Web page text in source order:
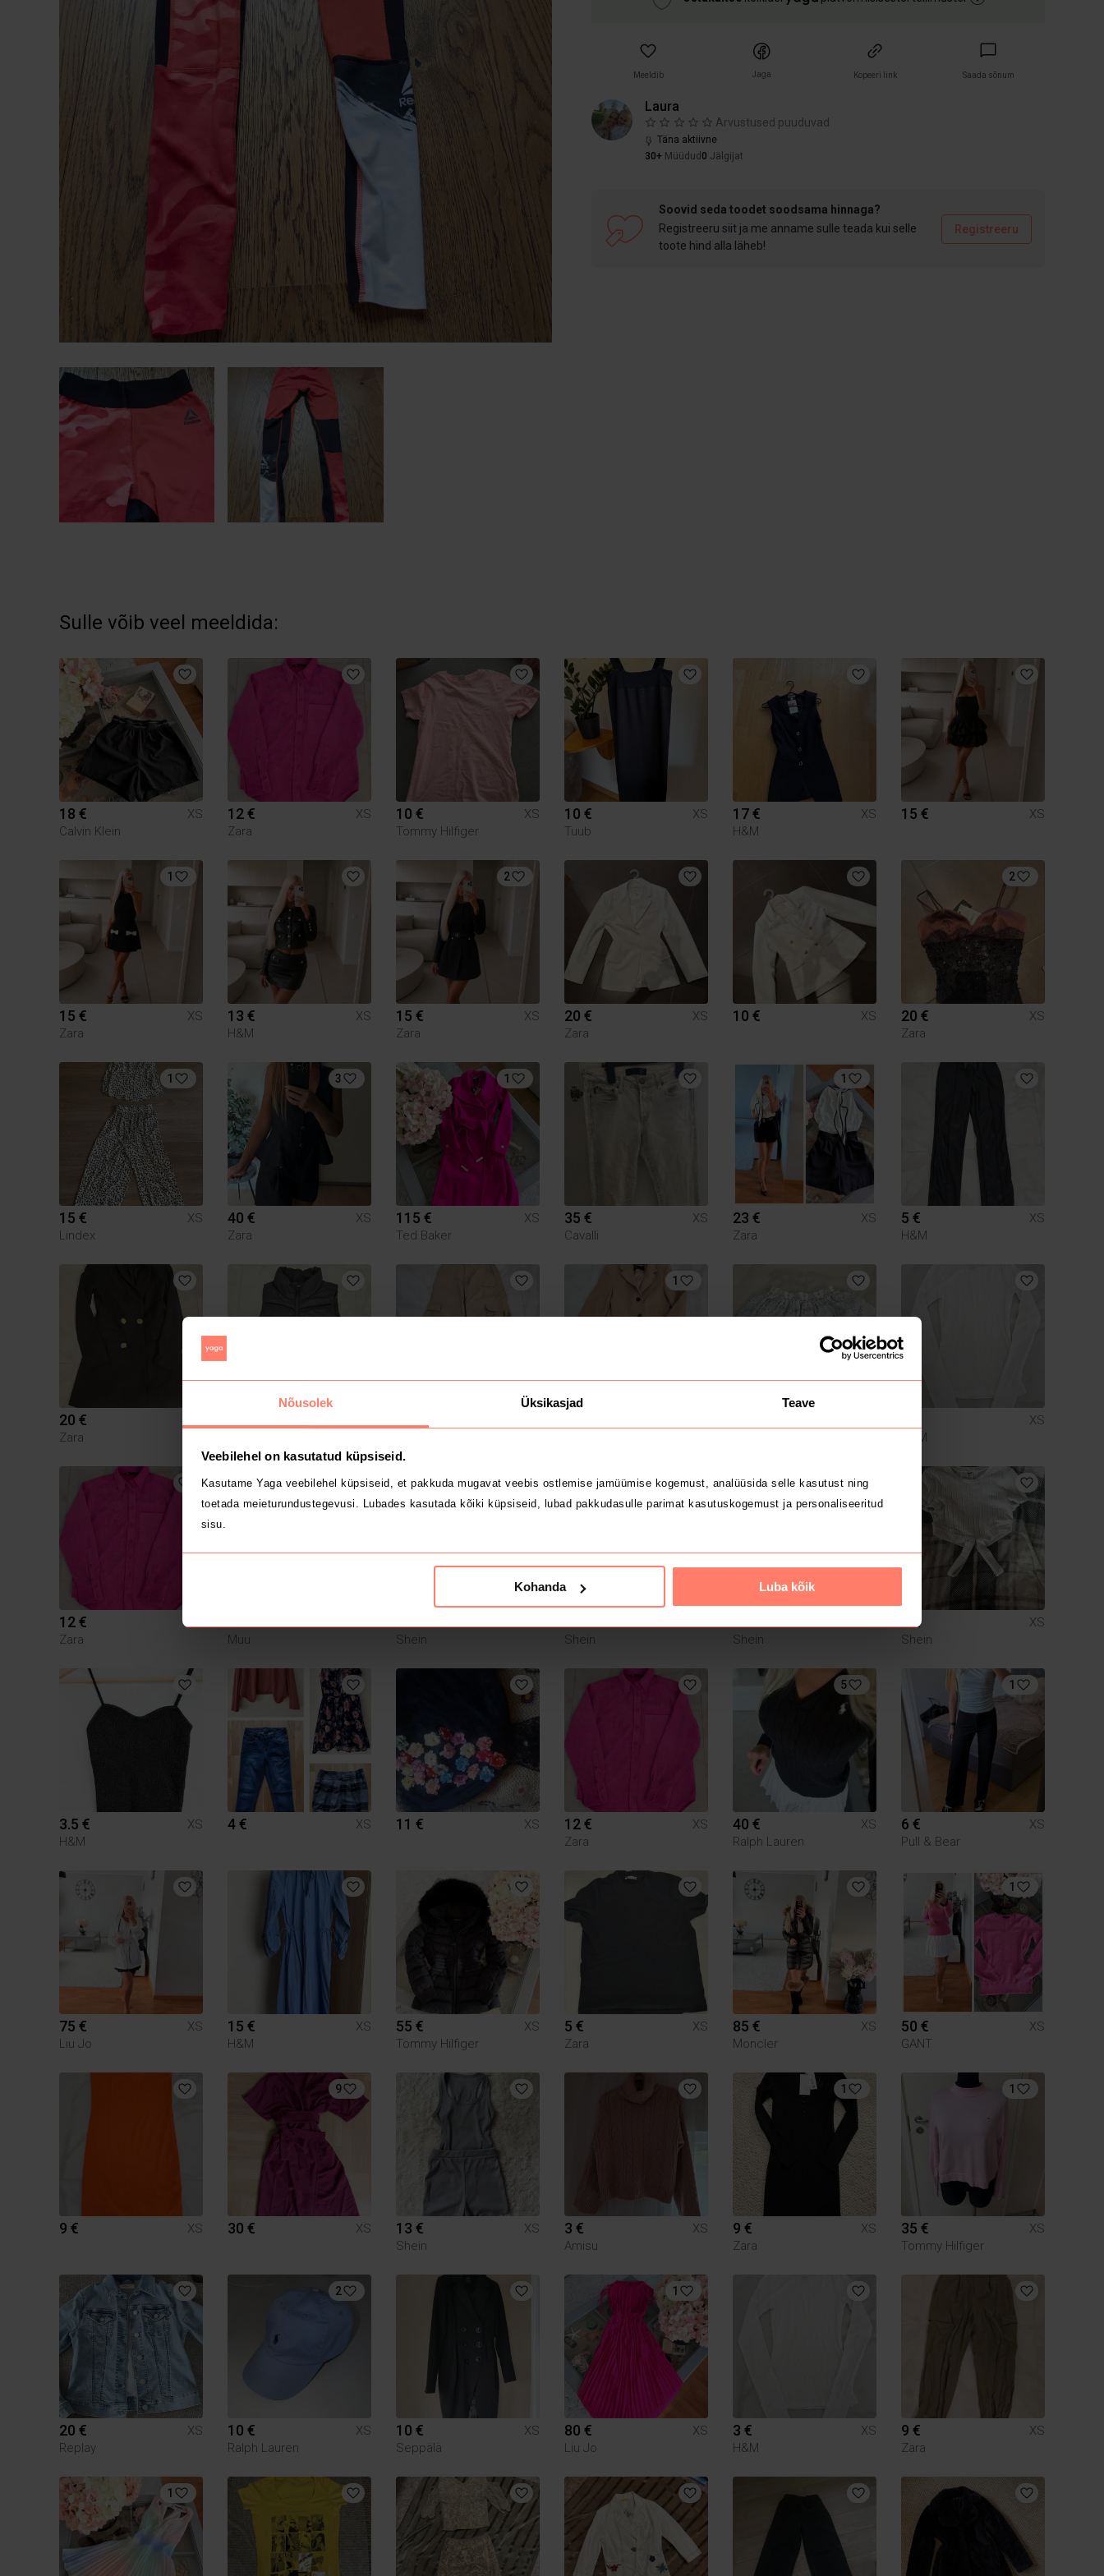
Nõusolek Üksikasjad Teave
Veebilehel on kasutatud küpsiseid.
Kasutame Yaga veebilehel küpsiseid, et pakkuda mugavat veebis ostlemise jamüümise kogemust, analüüsida selle kasutust ning
toetada meieturundustegevusi. Lubades kasutada kõiki küpsiseid, lubad pakkudasulle parimat kasutuskogemust ja personaliseeritud
sisu.
Kohanda Luba kõik
Meeldib Jaga Kopeeri link Saada sõnum
Laura
Arvustused puuduvad
Täna aktiivne
30+ Müüdud 0 Jälgijat
Soovid seda toodet soodsama hinnaga?
Registreeru siit ja me anname sulle teada kui selle
toote hind alla läheb!
Registreeru
Sulle võib veel meeldida:
18 €
XS
Calvin Klein
12 €
XS
Zara
10 €
XS
Tommy Hilfiger
10 €
XS
Tuub
17 €
XS
H&M
15 € XS
1
15 €
XS
Zara
13 €
XS
H&M
2
15 €
XS
Zara
20 €
XS
Zara
10 € XS
2
20 €
XS
Zara
1
15 €
XS
Lindex
3
40 €
XS
Zara
1
115 €
XS
Ted Baker
35 €
XS
Cavalli
1
23 €
XS
Zara
5 €
XS
H&M
20 €
Zara
1
XS
H&M
12 €
Zara
Muu
Shein
Shein
Shein
5 €
XS
Shein
3.5 €
XS
H&M
4 € XS 11 € XS 12 €
XS
Zara
5
40 €
XS
Ralph Lauren
1
6 €
XS
Pull & Bear
75 €
XS
Liu Jo
15 €
XS
H&M
55 €
XS
Tommy Hilfiger
5 €
XS
Zara
85 €
XS
Moncler
1
50 €
XS
GANT
9 € XS
9
30 € XS 13 €
XS
Shein
3 €
XS
Amisu
1
9 €
XS
Zara
1
35 €
XS
Tommy Hilfiger
20 €
XS
Replay
2
10 €
XS
Ralph Lauren
10 €
XS
Seppälä
1
80 €
XS
Liu Jo
3 €
XS
H&M
9 €
XS
Zara
1